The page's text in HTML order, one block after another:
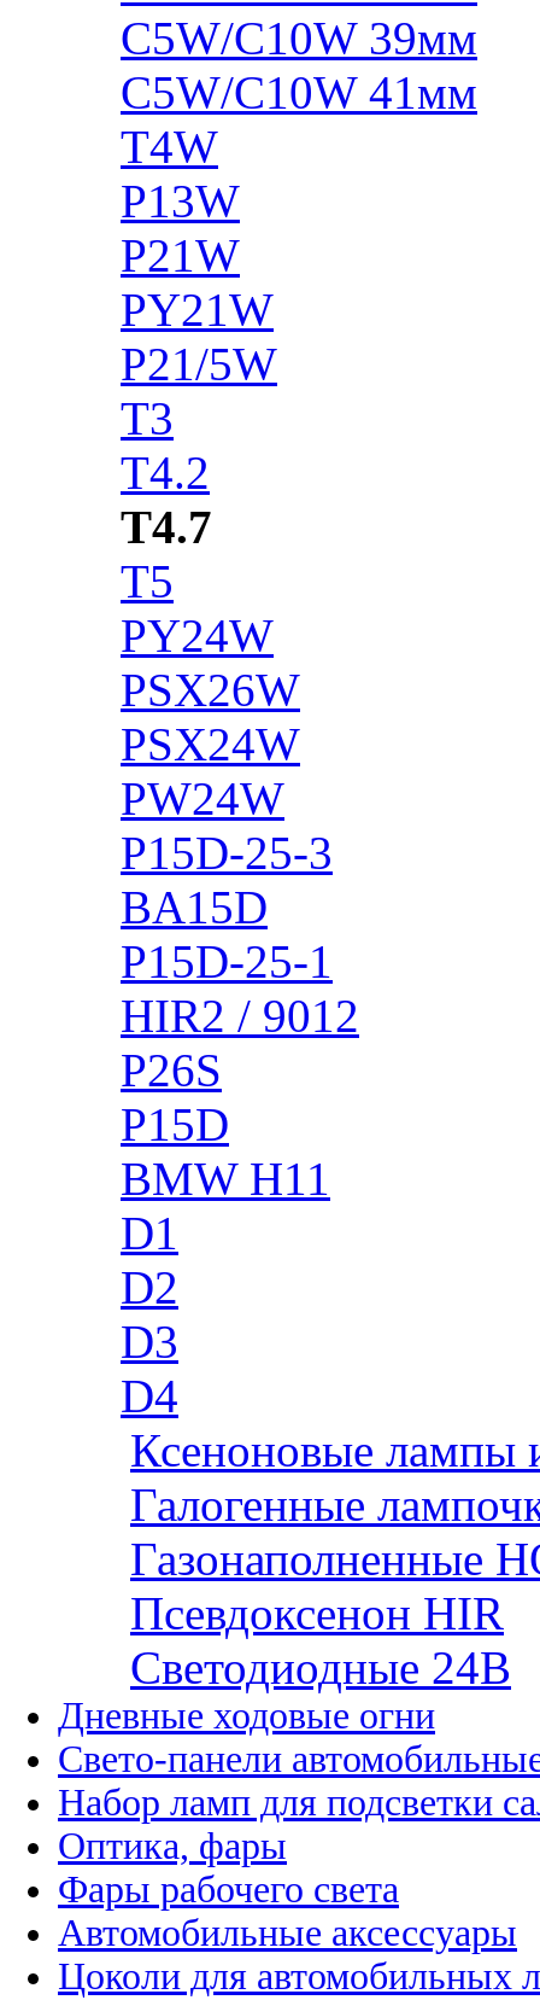
C5W/C10W 39мм
C5W/C10W 41мм
T4W
P13W
P21W
PY21W
P21/5W
T3
T4.2
T4.7
T5
PY24W
PSX26W
PSX24W
PW24W
P15D-25-3
BA15D
P15D-25-1
HIR2 / 9012
P26S
P15D
BMW H11
D1
D2
D3
D4
Ксеноновые лампы
Галогенные
Газонаполненные
Псевдоксенон HIR
Cветодиодные 24B
Дневные ходовые огни
Свето-панели
Набор ламп для подсветки
Оптика, фары
Фары рабочего света
Автомобильные аксессуары
Цоколи для автомобильных